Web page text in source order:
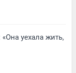
уехала жить,